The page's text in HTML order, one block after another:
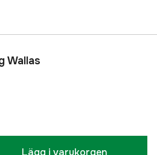
Wallas
Lägg i varukorgen